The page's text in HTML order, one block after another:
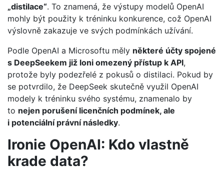
„distilace“. To znamená, že výstupy modelů OpenAI
mohly být použity k tréninku konkurence, což OpenAI
výslovně zakazuje ve svých podmínkách užívání.
Podle OpenAI a Microsoftu měly některé účty spojené
s DeepSeekem již loni omezený přístup k API,
protože byly podezřelé z pokusů o distilaci. Pokud by
se potvrdilo, že DeepSeek skutečně využil OpenAI
modely k tréninku svého systému, znamenalo by
to nejen porušení licenčních podmínek, ale
i potenciální právní následky.
Ironie OpenAI: Kdo vlastně
krade data?